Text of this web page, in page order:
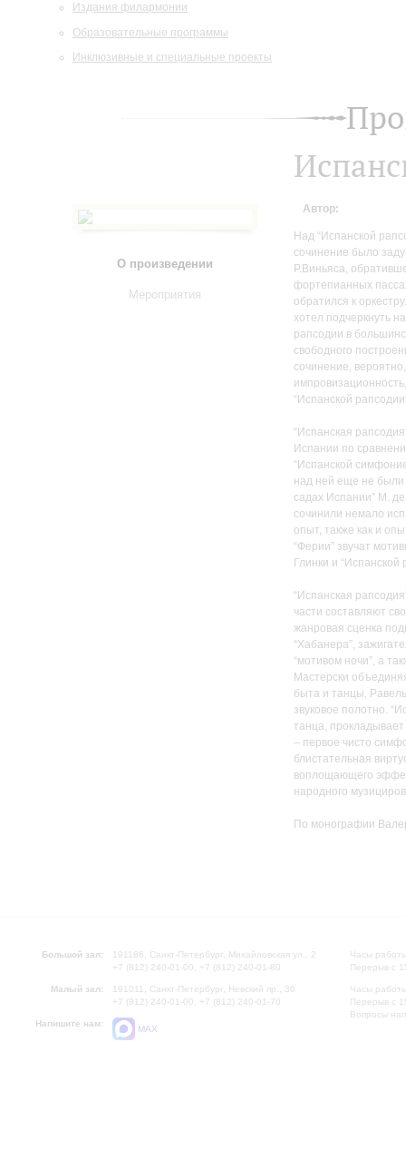
Издания филармонии
Образовательные программы
Инклюзивные и специальные проекты
О произведении
Мероприятия
Автор:
Над “Испанской
сочинение было
Р.Виньяса,
фортепианных
обратился к
хотел подчеркнуть
рапсодии в
свободного
сочинение,
“Испанской
“Испанская
Испании по
“Испанской
над ней еще не были
садах Испании” М.
сочинили немало
опыт, также как и
“Ферии” звучат
Глинки и “Испанской
“Испанская
части составляют
жанровая сценка
“Хабанера”,
“мотивом ночи”, а
Мастерски
быта и танцы,
звуковое полотно.
танца, прокладывает
– первое чисто
блистательная
воплощающего
народного
По монографии
Большой зал:
191186, Санкт-Петербург, Михайловская ул., 2
+7 (812) 240-01-00, +7 (812) 240-01-80
Малый зал:
191011, Санкт-Петербург, Невский пр., 30
+7 (812) 240-01-00, +7 (812) 240-01-70
Напишите нам:
MAX
Часы
Перерыв с
Часы
Перерыв с
Вопросы